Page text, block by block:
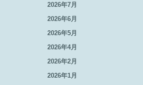
2026年7月
2026年6月
2026年5月
2026年4月
2026年2月
2026年1月